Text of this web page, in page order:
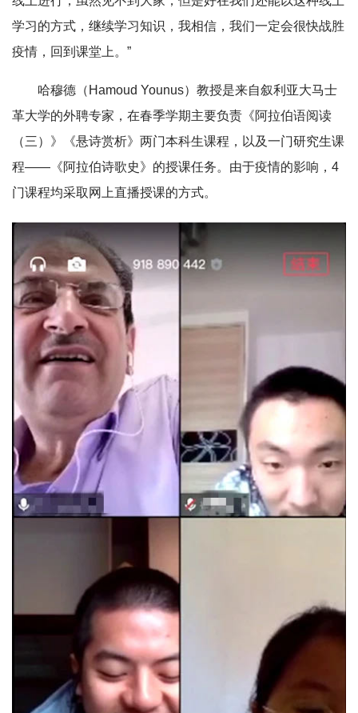
学习的方式，继续学习知识，我相信，我们一定会很快战胜
疫情，回到课堂上。”
哈穆德（Hamoud Younus）教授是来自叙利亚大马士
革大学的外聘专家，在春季学期主要负责《阿拉伯语阅读
（三）》《悬诗赏析》两门本科生课程，以及一门研究生课
程——《阿拉伯诗歌史》的授课任务。由于疫情的影响，4
门课程均采取网上直播授课的方式。